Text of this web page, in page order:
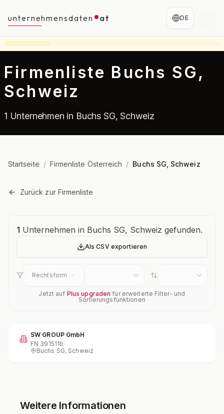
unternehmensdaten at DE
Firmenliste Buchs SG,
Schweiz
1 Unternehmen in Buchs SG, Schweiz
Startseite / Firmenliste Österreich / Buchs SG, Schweiz
Zurück zur Firmenliste
Unternehmensübersicht
1 Unternehmen in Buchs SG, Schweiz gefunden.
Als CSV exportieren
Rechtsform
Jetzt auf Plus upgraden für erweiterte Filter- und
Sortierungsfunktionen
SW GROUP GmbH
FN 391511b
Buchs SG, Schweiz
Weitere Informationen